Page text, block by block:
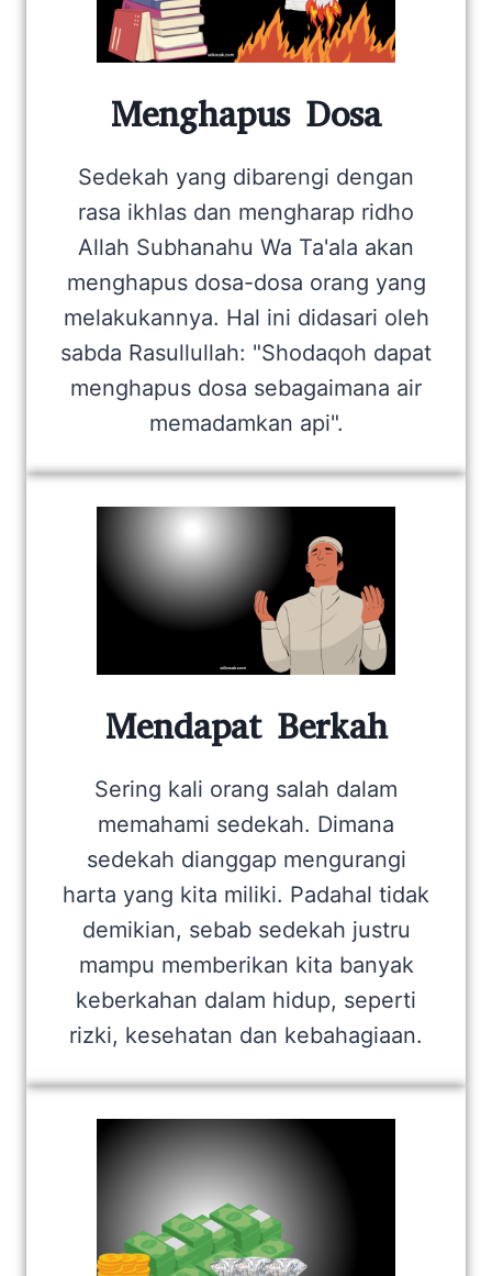
Menghapus Dosa
Sedekah yang dibarengi dengan
rasa ikhlas dan mengharap ridho
Allah Subhanahu Wa Ta'ala akan
menghapus dosa-dosa orang yang
melakukannya. Hal ini didasari oleh
sabda Rasullullah: "Shodaqoh dapat
menghapus dosa sebagaimana air
memadamkan api".
Mendapat Berkah
Sering kali orang salah dalam
memahami sedekah. Dimana
sedekah dianggap mengurangi
harta yang kita miliki. Padahal tidak
demikian, sebab sedekah justru
mampu memberikan kita banyak
keberkahan dalam hidup, seperti
rizki, kesehatan dan kebahagiaan.